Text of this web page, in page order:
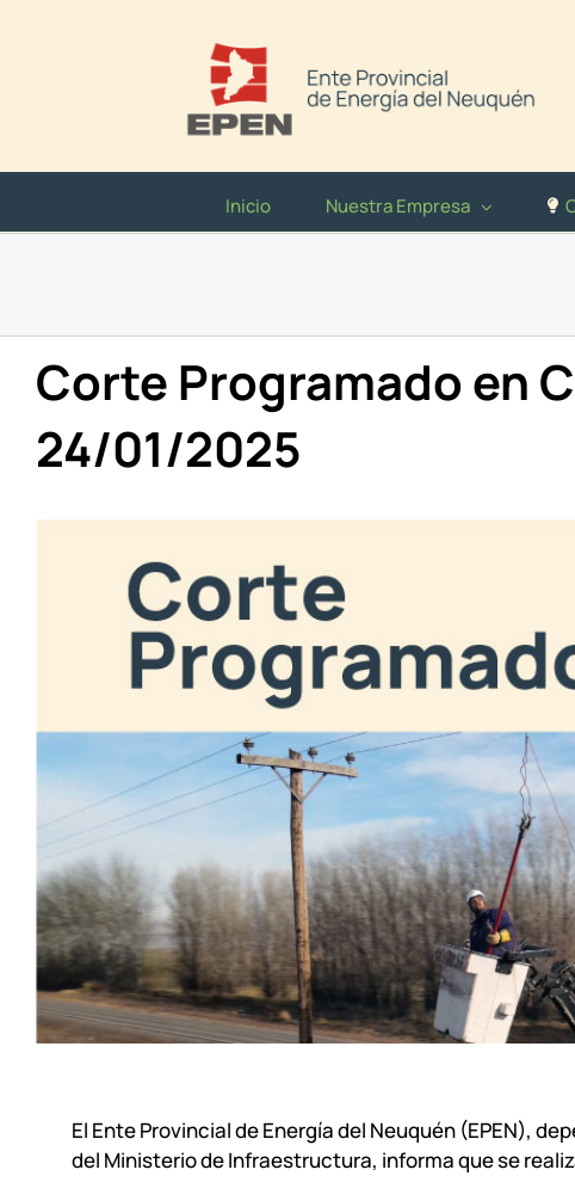
Inicio Nuestra Empresa
Corte Programado en
24/01/2025
El Ente Provincial de Energía del Neuquén (EPEN),
del Ministerio de Infraestructura, informa que se